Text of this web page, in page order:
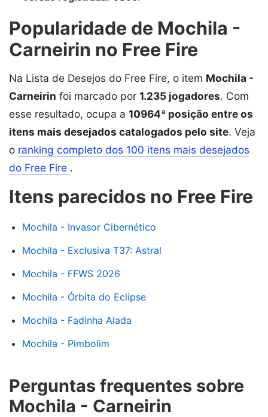
Popularidade de Mochila -
Carneirin no Free Fire
Na Lista de Desejos do Free Fire, o item Mochila -
Carneirin foi marcado por 1.235 jogadores. Com
esse resultado, ocupa a 10964ª posição entre os
itens mais desejados catalogados pelo site. Veja
o ranking completo dos 100 itens mais desejados
do Free Fire .
Itens parecidos no Free Fire
Mochila - Invasor Cibernético
Mochila - Exclusiva T37: Astral
Mochila - FFWS 2026
Mochila - Órbita do Eclipse
Mochila - Fadinha Alada
Mochila - Pimbolim
Perguntas frequentes sobre
Mochila - Carneirin